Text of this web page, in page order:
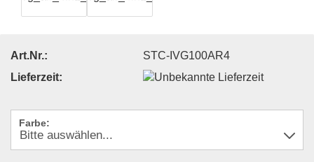
Art.Nr.:
STC-IVG100AR4
Lieferzeit:
Farbe: